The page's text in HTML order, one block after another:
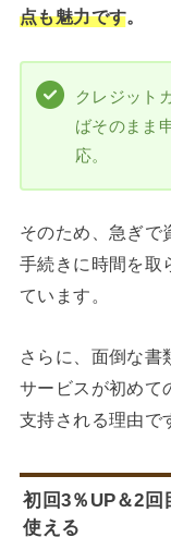
点も魅力です。
クレジット
ばそのまま
応。
そのため、急ぎで
手続きに時間を取
ています。
さらに、面倒な書
サービスが初めて
支持される理由で
初回3％UP＆2回
使える